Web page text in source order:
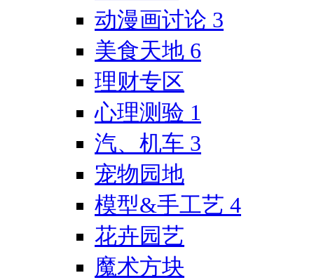
动漫画讨论 3
美食天地 6
理财专区
心理测验 1
汽、机车 3
宠物园地
模型&手工艺 4
花卉园艺
魔术方块